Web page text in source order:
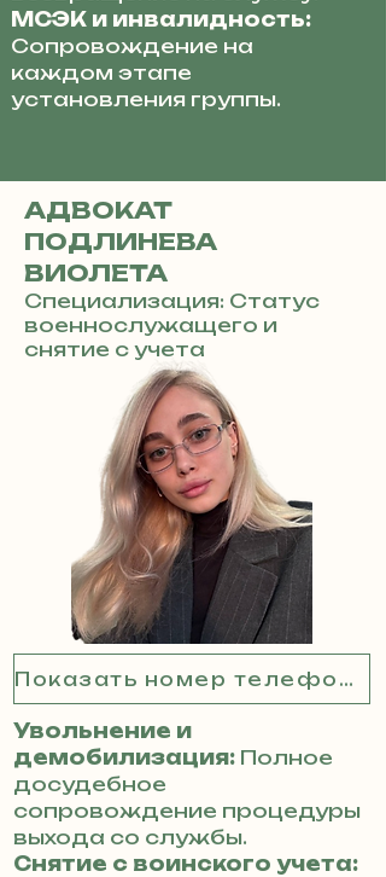
МСЭК и инвалидность:
Сопровождение на
каждом этапе
установления группы.
АДВОКАТ
ПОДЛИНЕВА
ВИОЛЕТА
Специализация: Статус
военнослужащего и
снятие с учета
Показать номер телефона
Увольнение и
демобилизация: Полное
досудебное
сопровождение процедуры
выхода со службы.
Снятие с воинского учета: